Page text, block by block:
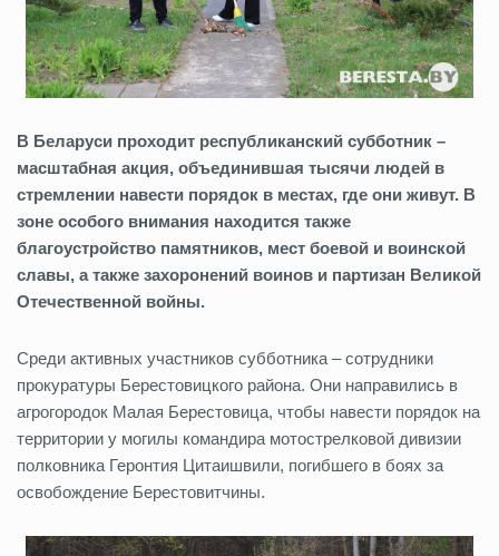
В Беларуси проходит республиканский субботник –
масштабная акция, объединившая тысячи людей в
стремлении навести порядок в местах, где они живут. В
зоне особого внимания находится также
благоустройство памятников, мест боевой и воинской
славы, а также захоронений воинов и партизан Великой
Отечественной войны.
Среди активных участников субботника – сотрудники
прокуратуры Берестовицкого района. Они направились в
агрогородок Малая Берестовица, чтобы навести порядок на
территории у могилы командира мотострелковой дивизии
полковника Геронтия Цитаишвили, погибшего в боях за
освобождение Берестовитчины.